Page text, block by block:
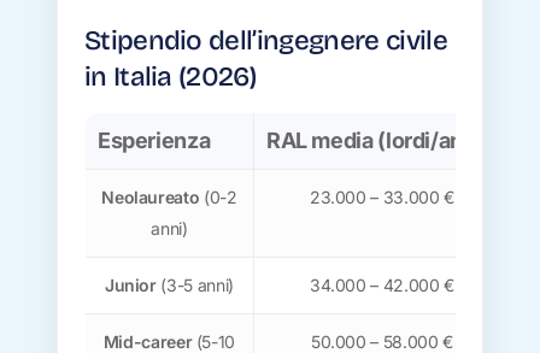
Stipendio dell’ingegnere civile
in Italia (2026)
Esperienza RAL media (lordi/anno)
Neolaureato (0-2
anni)
23.000 – 33.000 €
Junior(3-5 anni) 34.000 – 42.000 €
Mid-career(5-10
50.000 – 58.000 €